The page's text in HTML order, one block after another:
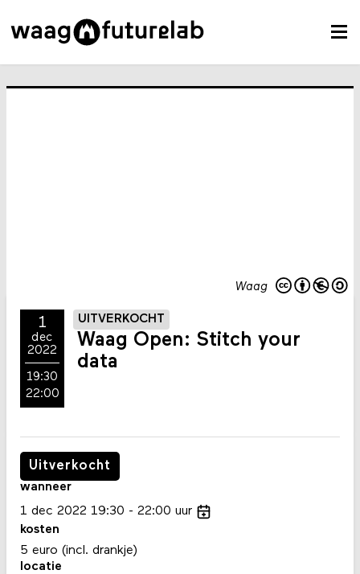
Waag
1
dec
2022
19:30
22:00
UITVERKOCHT
Waag Open: Stitch your
data
Uitverkocht
wanneer
1 dec 2022 19:30 22:00 uur
kosten
5 euro (incl. drankje)
locatie